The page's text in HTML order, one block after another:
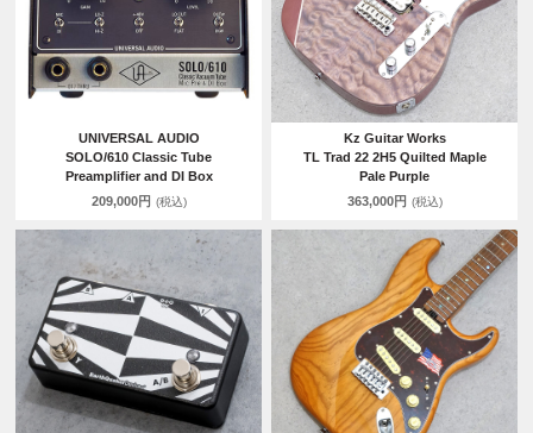
UNIVERSAL AUDIO
SOLO/610 Classic Tube
Preamplifier and DI Box
209,000円 (税込)
Kz Guitar Works
TL Trad 22 2H5 Quilted Maple
Pale Purple
363,000円 (税込)